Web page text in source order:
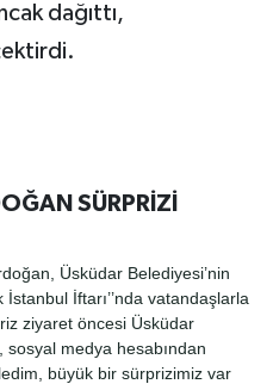
dağıttı,
SÜRPRİZİ
Üsküdar Belediyesi’nin
İftarı’’nda vatandaşlarla
ziyaret öncesi Üsküdar
sosyal medya hesabından
büyük bir sürprizimiz var